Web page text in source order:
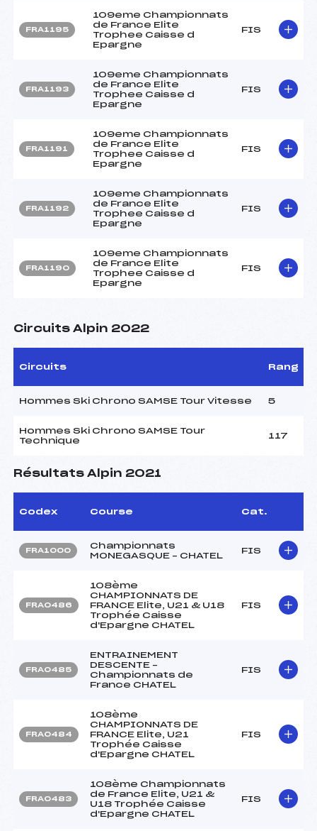
FRA1195
109eme Championnats
de France Elite
Trophee Caisse d
Epargne
FIS
FRA1193
109eme Championnats
de France Elite
Trophee Caisse d
Epargne
FIS
FRA1191
109eme Championnats
de France Elite
Trophee Caisse d
Epargne
FIS
FRA1192
109eme Championnats
de France Elite
Trophee Caisse d
Epargne
FIS
FRA1190
109eme Championnats
de France Elite
Trophee Caisse d
Epargne
FIS
Circuits Alpin 2022
Circuits Rang
Hommes Ski Chrono SAMSE Tour Vitesse 5
Hommes Ski Chrono SAMSE Tour
Technique
117
Résultats Alpin 2021
Codex Course Cat.
FRA1000
Championnats
MONEGASQUE – CHATEL
FIS
FRA0486
108ème
CHAMPIONNATS DE
FRANCE Elite, U21 & U18
Trophée Caisse
d'Epargne CHATEL
FIS
FRA0485
ENTRAINEMENT
DESCENTE –
Championnats de
France CHATEL
FIS
FRA0484
108ème
CHAMPIONNATS DE
FRANCE Elite, U21
Trophée Caisse
d'Epargne CHATEL
FIS
FRA0483
108ème Championnats
de France Elite, U21 &
U18 Trophée Caisse
d'Epargne CHATEL
FIS